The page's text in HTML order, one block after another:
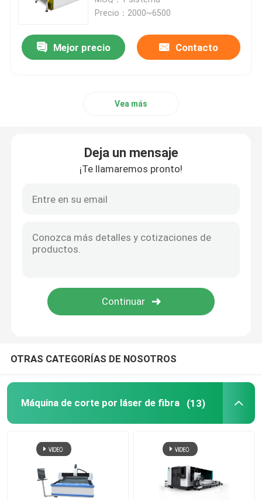
Máquina del router del CNC de la piedra
Álbum que hace la máquina
Hoja del PVC del álbum de foto
Precio：2000~6500
Mejor precio Contacto
Vea más
Deja un mensaje
¡Te llamaremos pronto!
OTRAS CATEGORÍAS DE NOSOTROS
Máquina de corte por láser de fibra (13)